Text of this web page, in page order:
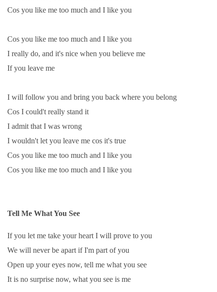
Cos you like me too much and I like you
Cos you like me too much and I like you
I really do, and it's nice when you believe me
If you leave me
I will follow you and bring you back where you belong
Cos I could't really stand it
I admit that I was wrong
I wouldn't let you leave me cos it's true
Cos you like me too much and I like you
Cos you like me too much and I like you
Tell Me What You See
If you let me take your heart I will prove to you
We will never be apart if I'm part of you
Open up your eyes now, tell me what you see
It is no surprise now, what you see is me